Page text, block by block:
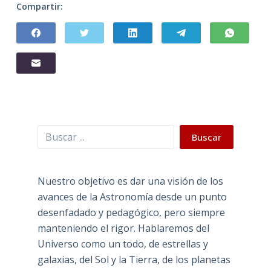
Compartir:
Buscar Buscar
Nuestro objetivo es dar una visión de los
avances de la Astronomía desde un punto
desenfadado y pedagógico, pero siempre
manteniendo el rigor. Hablaremos del
Universo como un todo, de estrellas y
galaxias, del Sol y la Tierra, de los planetas